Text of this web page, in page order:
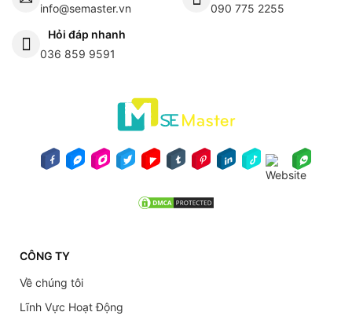
info@semaster.vn
090 775 2255
Hỏi đáp nhanh
036 859 9591
CÔNG TY
Về chúng tôi
Lĩnh Vực Hoạt Động